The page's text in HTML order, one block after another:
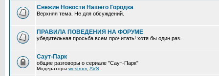
Свежие Новости Нашего Городка
Верхняя тема. Не для обсуждений.
ПРАВИЛА ПОВЕДЕНИЯ НА ФОРУМЕ
убедительная просьба всем прочитать! хотя бы один раз.
Саут-Парк
общие разговоры о сериале "Саут-Парк"
Модераторы westrum AVS